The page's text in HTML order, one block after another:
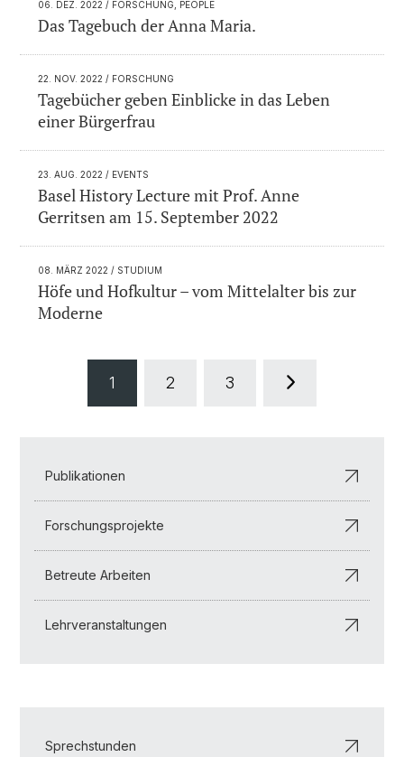
06. DEZ. 2022 / FORSCHUNG, PEOPLE
Das Tagebuch der Anna Maria.
22. NOV. 2022 / FORSCHUNG
Tagebücher geben Einblicke in das Leben
einer Bürgerfrau
23. AUG. 2022 / EVENTS
Basel History Lecture mit Prof. Anne
Gerritsen am 15. September 2022
08. MÄRZ 2022 / STUDIUM
Höfe und Hofkultur – vom Mittelalter bis zur
Moderne
1 2 3
Publikationen
Forschungsprojekte
Betreute Arbeiten
Lehrveranstaltungen
Sprechstunden